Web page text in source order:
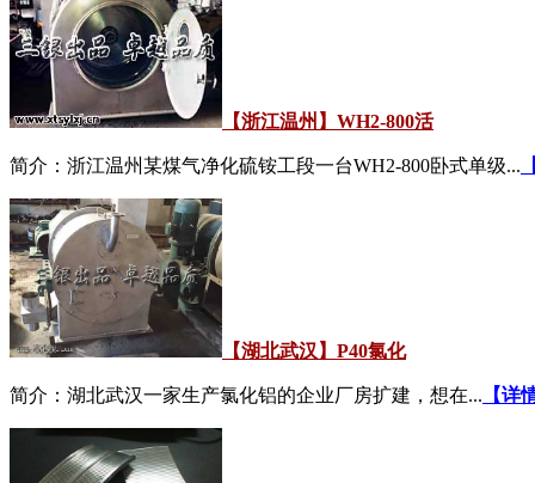
【浙江温州】WH2-800活
简介：浙江温州某煤气净化硫铵工段一台WH2-800卧式单级...
【湖北武汉】P40氯化
简介：湖北武汉一家生产氯化铝的企业厂房扩建，想在... 【详